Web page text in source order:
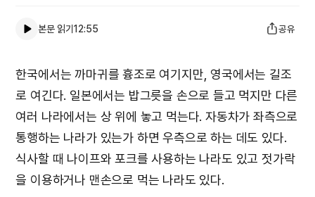
본문 읽기12:55 공유
한국에서는 까마귀를 흉조로 여기지만, 영국에서는 길조
로 여긴다. 일본에서는 밥그릇을 손으로 들고 먹지만 다른
여러 나라에서는 상 위에 놓고 먹는다. 자동차가 좌측으로
통행하는 나라가 있는가 하면 우측으로 하는 데도 있다.
식사할 때 나이프와 포크를 사용하는 나라도 있고 젓가락
을 이용하거나 맨손으로 먹는 나라도 있다.